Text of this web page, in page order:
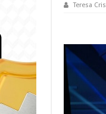
Teresa